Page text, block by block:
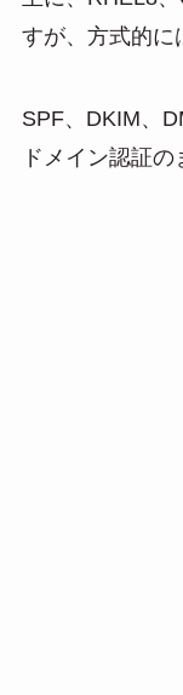
すが、方式的に
SPF、DKIM、
ドメイン認証